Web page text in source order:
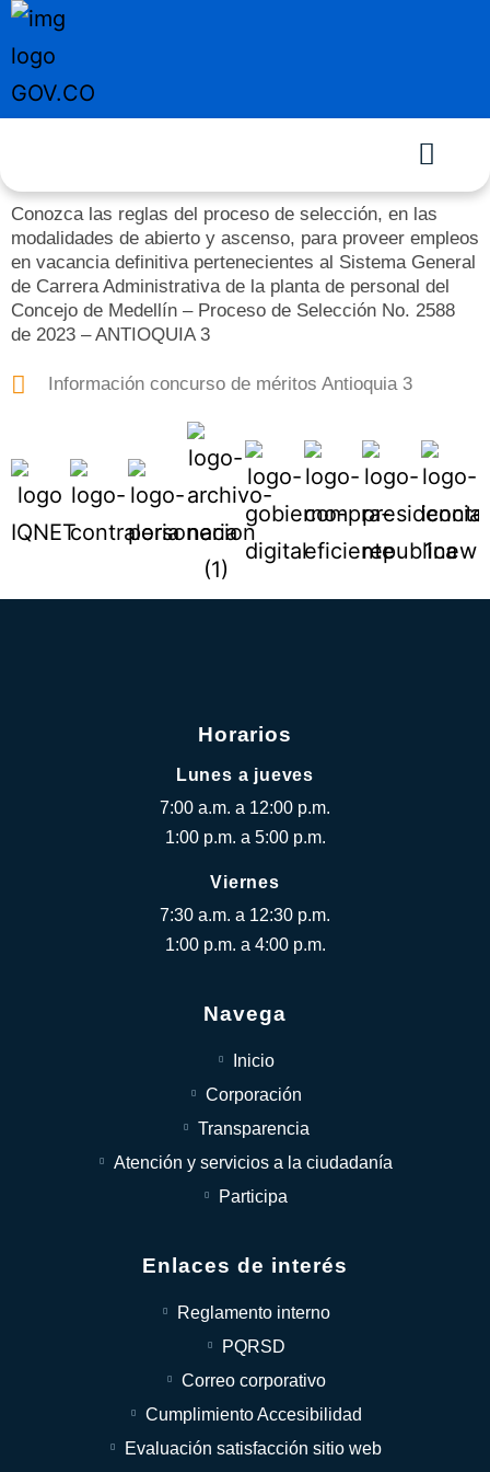
Conozca las reglas del proceso de selección, en las
modalidades de abierto y ascenso, para proveer empleos
en vacancia definitiva pertenecientes al Sistema General
de Carrera Administrativa de la planta de personal del
Concejo de Medellín – Proceso de Selección No. 2588
de 2023 – ANTIOQUIA 3
Información concurso de méritos Antioquia 3
Horarios
Lunes a jueves
7:00 a.m. a 12:00 p.m.
1:00 p.m. a 5:00 p.m.
Viernes
7:30 a.m. a 12:30 p.m.
1:00 p.m. a 4:00 p.m.
Navega
Inicio
Corporación
Transparencia
Atención y servicios a la ciudadanía
Participa
Enlaces de interés
Reglamento interno
PQRSD
Correo corporativo
Cumplimiento Accesibilidad
Evaluación satisfacción sitio web